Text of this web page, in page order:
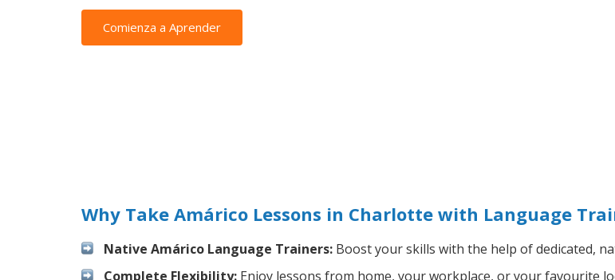
Comienza a Aprender
Why Take Amárico Lessons in Charlotte with Language
Native Amárico Language Trainers: Boost your skills with the help of dedicated,
Complete Flexibility: Enjoy lessons from home, your workplace, or your favourite